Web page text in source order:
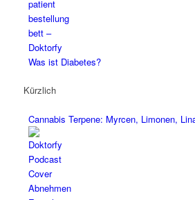
Was ist Diabetes?
Kürzlich
Cannabis Terpene: Myrcen, Limonen,